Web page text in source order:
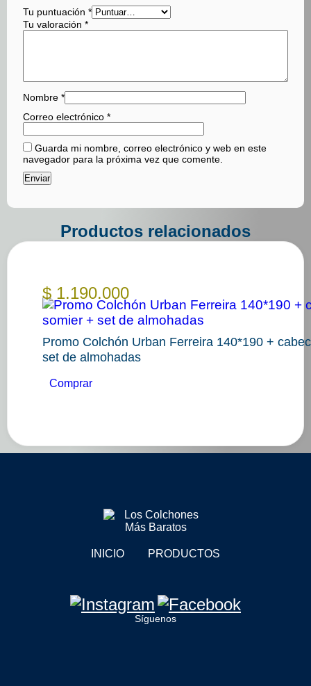
Tu puntuación *
Tu valoración *
Nombre *
Correo electrónico *
Guarda mi nombre, correo electrónico y web en este
navegador para la próxima vez que comente.
Productos relacionados
Promo Colchón Urban Ferreira 140*190 +
set de almohadas
$ 1.190.000
Comprar
INICIO PRODUCTOS
Síguenos